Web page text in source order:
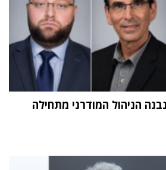
הניהול המודרני מתחילה